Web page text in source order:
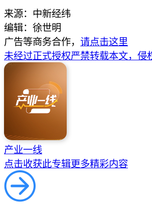
来源：中新经纬
编辑：徐世明
广告等商务合作， 请点击这里
未经过正式授权严禁转载本文，侵
产业一线
点击收获此专辑更多精彩内容